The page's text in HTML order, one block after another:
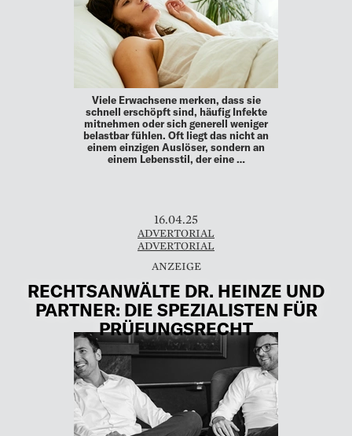
Viele Erwachsene merken, dass sie
schnell erschöpft sind, häufig Infekte
mitnehmen oder sich generell weniger
belastbar fühlen. Oft liegt das nicht an
einem einzigen Auslöser, sondern an
einem Lebensstil, der eine …
16.04.25
ADVERTORIAL
ADVERTORIAL
RECHTSANWÄLTE DR. HEINZE UND
PARTNER: DIE SPEZIALISTEN FÜR
PRÜFUNGSRECHT